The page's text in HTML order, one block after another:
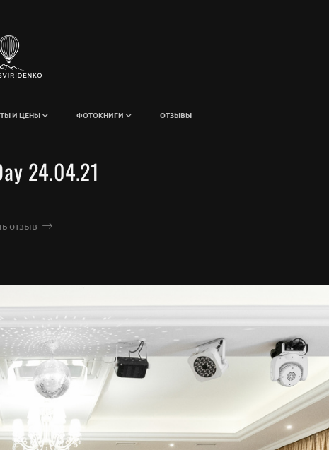
И ЦЕНЫ ФОТОКНИГИ ОТЗЫВЫ
24.04.21
отзыв